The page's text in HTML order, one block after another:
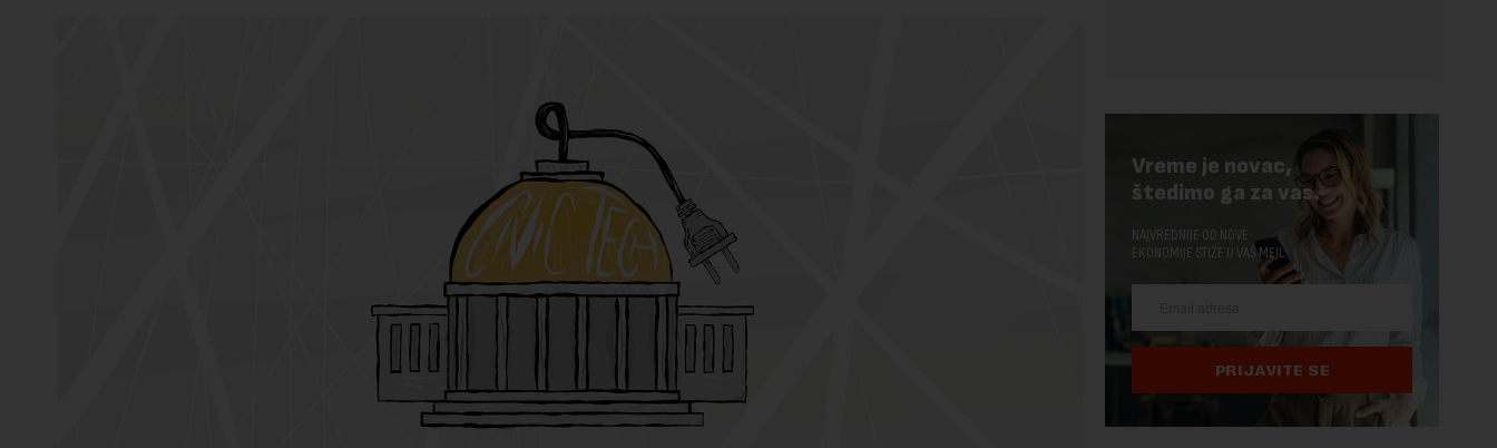
Vreme je novac,
štedimo ga za vas.
NAJVREDNIJE OD NOVE
EKONOMIJE STIŽE U VAŠ MEJL.
PRIJAVITE SE